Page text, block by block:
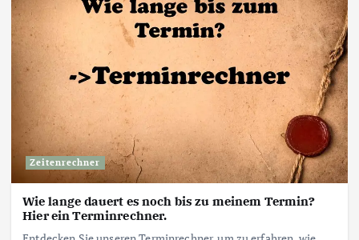
Zeitenrechner
Wie lange dauert es noch bis zu meinem Termin?
Hier ein Terminrechner.